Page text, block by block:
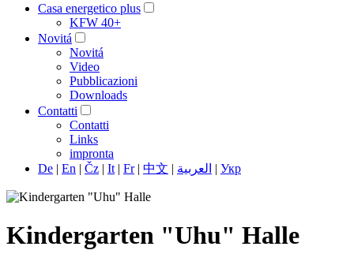
Casa energetico plus
KFW 40+
Novitá
Novitá
Video
Pubblicazioni
Downloads
Contatti
Contatti
Links
impronta
De | En | Čz | It | Fr| 中文 | العربية | Укр
Kindergarten "Uhu" Halle